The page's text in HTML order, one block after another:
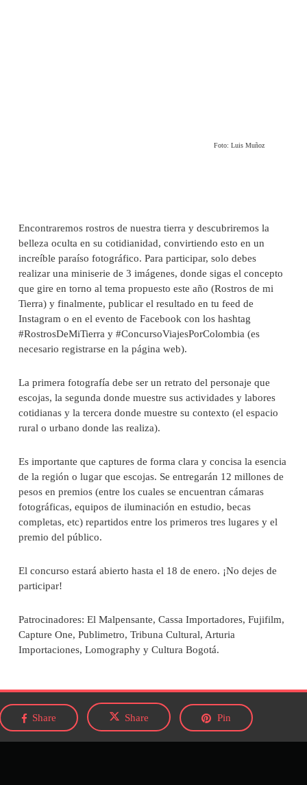
Foto: Luis Muñoz
Encontraremos rostros de nuestra tierra y descubriremos la
belleza oculta en su cotidianidad, convirtiendo esto en un
increíble paraíso fotográfico. Para participar, solo debes
realizar una miniserie de 3 imágenes, donde sigas el concepto
que gire en torno al tema propuesto este año (Rostros de mi
Tierra) y finalmente, publicar el resultado en tu feed de
Instagram o en el evento de Facebook con los hashtag
#RostrosDeMiTierra y #ConcursoViajesPorColombia (es
necesario registrarse en la página web).
La primera fotografía debe ser un retrato del personaje que
escojas, la segunda donde muestre sus actividades y labores
cotidianas y la tercera donde muestre su contexto (el espacio
rural o urbano donde las realiza).
Es importante que captures de forma clara y concisa la esencia
de la región o lugar que escojas. Se entregarán 12 millones de
pesos en premios (entre los cuales se encuentran cámaras
fotográficas, equipos de iluminación en estudio, becas
completas, etc) repartidos entre los primeros tres lugares y el
premio del público.
El concurso estará abierto hasta el 18 de enero. ¡No dejes de
participar!
Patrocinadores: El Malpensante, Cassa Importadores, Fujifilm,
Capture One, Publimetro, Tribuna Cultural, Arturia
Importaciones, Lomographyy Cultura Bogotá.
Share Share Pin